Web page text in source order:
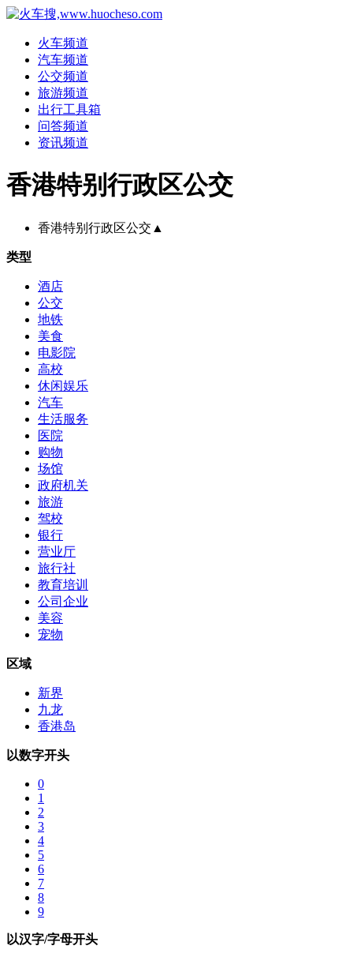
火车频道
汽车频道
公交频道
旅游频道
出行工具箱
问答频道
资讯频道
香港特别行政区公交
香港特别行政区公交 ▲
类型
酒店
公交
地铁
美食
电影院
高校
休闲娱乐
汽车
生活服务
医院
购物
场馆
政府机关
旅游
驾校
银行
营业厅
旅行社
教育培训
公司企业
美容
宠物
区域
新界
九龙
香港岛
以数字开头
0
1
2
3
4
5
6
7
8
9
以汉字/字母开头